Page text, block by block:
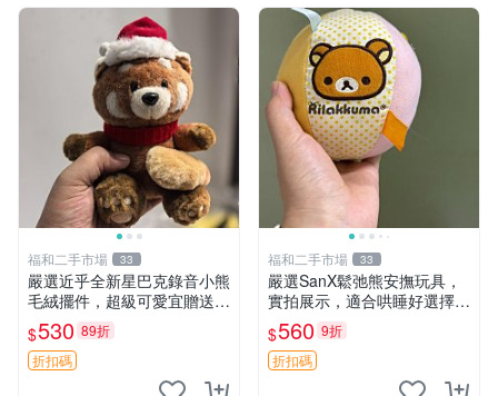
福和二手市場 33
嚴選近乎全新星巴克錄音小熊
毛絨擺件，超級可愛宜贈送掛
飾 錄音小熊 毛絨擺件 贈品
$530 89折
折扣碼
福和二手市場 33
嚴選SanX鬆弛熊安撫玩具，
實拍展示，適合哄睡好選擇
電腦玩具 安撫用品
$560 9折
折扣碼